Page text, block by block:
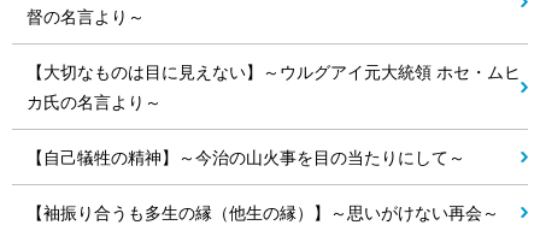
督の名言より～
【大切なものは目に見えない】～ウルグアイ元大統領 ホセ・ムヒ
カ氏の名言より～
【自己犠牲の精神】～今治の山火事を目の当たりにして～
【袖振り合うも多生の縁（他生の縁）】～思いがけない再会～